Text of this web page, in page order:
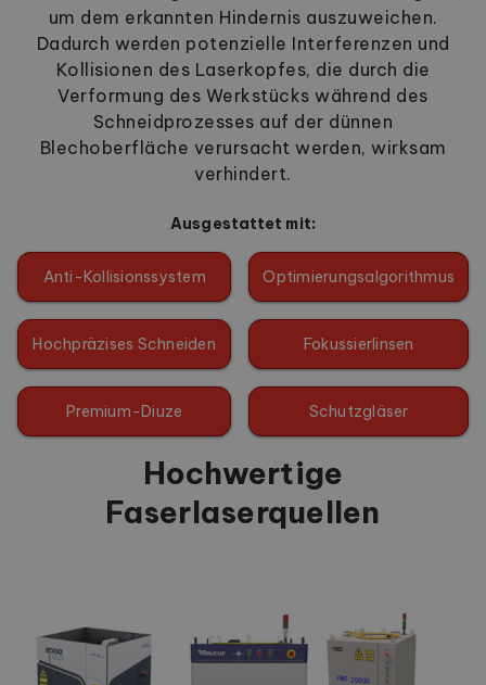
um dem erkannten Hindernis auszuweichen.
Dadurch werden potenzielle Interferenzen und
Kollisionen des Laserkopfes, die durch die
Verformung des Werkstücks während des
Schneidprozesses auf der dünnen
Blechoberfläche verursacht werden, wirksam
verhindert.
Ausgestattet mit:
Anti-Kollisionssystem Optimierungsalgorithmus
Hochpräzises Schneiden Fokussierlinsen
Premium-Diuze Schutzgläser
Hochwertige
Faserlaserquellen